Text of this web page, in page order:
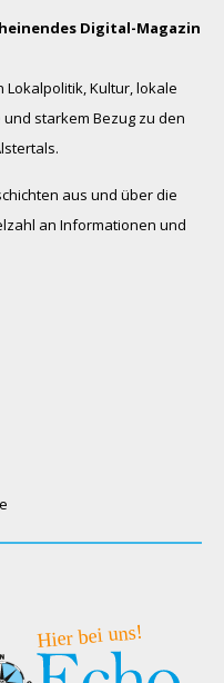
Digital-Magazin
Kultur, lokale
starkem Bezug zu den
aus und über die
an Informationen und